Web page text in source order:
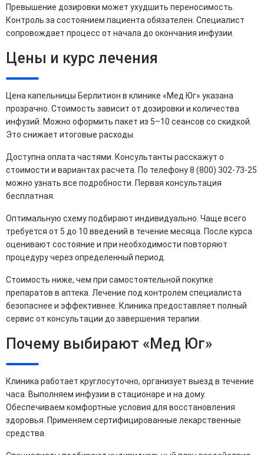
Превышение дозировки может ухудшить переносимость.
Контроль за состоянием пациента обязателен. Специалист
сопровождает процесс от начала до окончания инфузии.
Цены и курс лечения
Цена капельницы Берлитион в клинике «Мед Юг» указана
прозрачно. Стоимость зависит от дозировки и количества
инфузий. Можно оформить пакет из 5–10 сеансов со скидкой.
Это снижает итоговые расходы.
Доступна оплата частями. Консультанты расскажут о
стоимости и вариантах расчета. По телефону 8 (800) 302-73-25
можно узнать все подробности. Первая консультация
бесплатная.
Оптимальную схему подбирают индивидуально. Чаще всего
требуется от 5 до 10 введений в течение месяца. После курса
оценивают состояние и при необходимости повторяют
процедуру через определенный период.
Стоимость ниже, чем при самостоятельной покупке
препаратов в аптека. Лечение под контролем специалиста
безопаснее и эффективнее. Клиника предоставляет полный
сервис от консультации до завершения терапии.
Почему выбирают «Мед Юг»
Клиника работает круглосуточно, организует выезд в течение
часа. Выполняем инфузии в стационаре и на дому.
Обеспечиваем комфортные условия для восстановления
здоровья. Применяем сертифицированные лекарственные
средства.